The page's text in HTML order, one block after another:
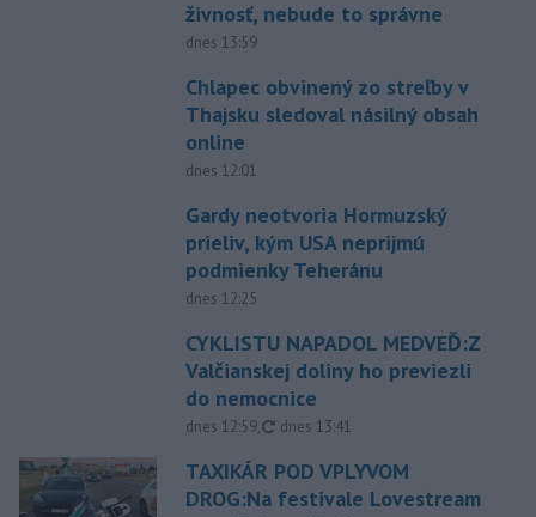
živnosť, nebude to správne
dnes 13:59
Chlapec obvinený zo streľby v
Thajsku sledoval násilný obsah
online
dnes 12:01
Gardy neotvoria Hormuzský
prieliv, kým USA neprijmú
podmienky Teheránu
dnes 12:25
CYKLISTU NAPADOL MEDVEĎ:Z
Valčianskej doliny ho previezli
do nemocnice
dnes 12:59, aktualizované
dnes 13:41
TAXIKÁR POD VPLYVOM
DROG:Na festivale Lovestream